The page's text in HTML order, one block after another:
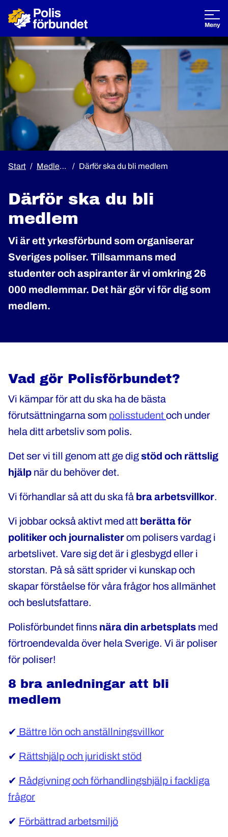
Öppna
Meny
Start Medlemskap Därför ska du bli medlem
Därför ska du bli
medlem
Vi är ett yrkesförbund som organiserar
Sveriges poliser. Tillsammans med
studenter och aspiranter är vi omkring 26
000 medlemmar. Det här gör vi för dig som
medlem.
Vad gör Polisförbundet?
Vi kämpar för att du ska ha de bästa
förutsättningarna som polisstudentoch under
hela ditt arbetsliv som polis.
Det ser vi till genom att ge digstöd och rättslig
hjälp när du behöver det.
Vi förhandlar så att du ska få bra arbetsvillkor.
Vi jobbar också aktivt med att berätta för
politiker och journalisterom polisers vardag i
arbetslivet. Vare sig det är i glesbygd eller i
storstan. På så sätt sprider vi kunskap och
skapar förståelse för våra frågor hos allmänhet
och beslutsfattare.
Polisförbundet finns nära din arbetsplats med
förtroendevalda över hela Sverige. Vi är poliser
för poliser!
8 bra anledningar att bli
medlem
✔ Bättre lön och anställningsvillkor
✔ Rättshjälp och juridiskt stöd
✔ Rådgivning och förhandlingshjälp i fackliga
frågor
✔ Förbättrad arbetsmiljö